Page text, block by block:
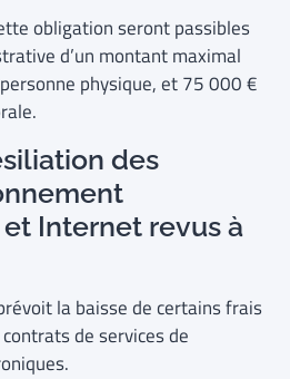
obligation seront passibles
d’un montant maximal
physique, et 75 000 €
des
Internet revus à
la baisse de certains frais
de services de